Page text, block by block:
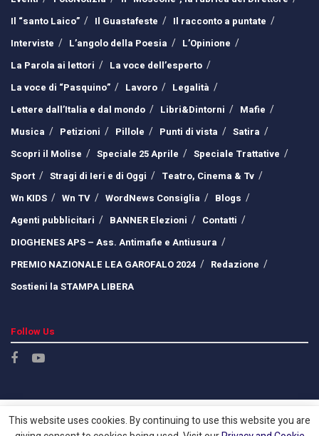
Il “santo Laico”
Il Guastafeste
Il racconto a puntate
Interviste
L’angolo della Poesia
L’Opinione
La Parola ai lettori
La voce dell’esperto
La voce di “Pasquino”
Lavoro
Legalità
Lettere dall’Italia e dal mondo
Libri&Dintorni
Mafie
Musica
Petizioni Pillole Punti di vista
Satira
Scopri il Molise
Speciale 25 Aprile
Speciale Trattative
Sport
Stragi di Ieri e di Oggi
Teatro, Cinema & Tv
Wn KIDS
Wn TV WordNews Consiglia
Blogs
Agenti pubblicitari
BANNER Elezioni
Contatti
DIOGHENES APS – Ass. Antimafie e Antiusura
PREMIO NAZIONALE LEA GAROFALO 2024
Redazione
Sostieni la STAMPA LIBERA
Follow Us
This website uses cookies. By continuing to use this website you are